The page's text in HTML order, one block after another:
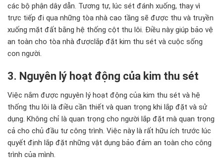
các bộ phận dây dẫn. Tương tự, lúc sét đánh xuống, thay vì
trực tiếp đi qua những tòa nhà cao tầng sẽ được thu và truyền
xuống mặt đất bằng hệ thống cột thu lôi. Điều này giúp bảo vệ
an toàn cho tòa nhà đượclắp đặt kim thu sét và cuộc sống
con người.
3. Nguyên lý hoạt động của kim thu sét
Việc nắm được nguyên lý hoạt động của kim thu sét và hệ
thống thu lôi là điều cần thiết và quan trọng khi lắp đặt và sử
dụng. Không chỉ là quan trọng cho người lắp đặt mà quan trọng
cả cho chủ đầu tư công trình. Việc này là rất hữu ích trước lúc
quyết định lắp đặt những vật dụng bảo đảm an toàn cho công
trình của mình.